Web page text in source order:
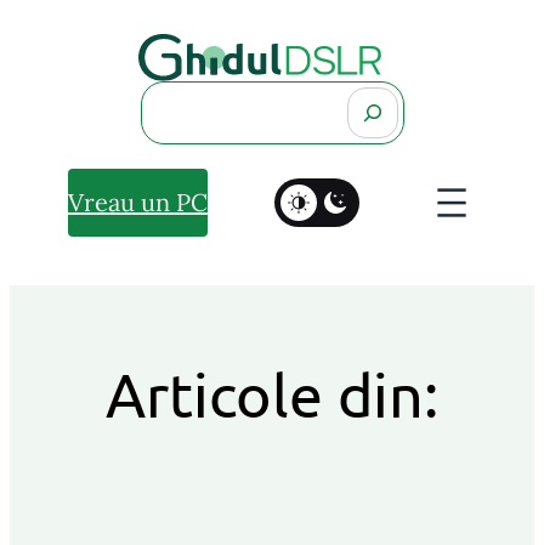
Search
Vreau un PC
Articole din: